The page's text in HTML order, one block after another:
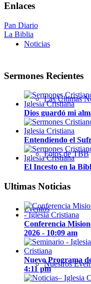
Noticias
Las Últimas
Fotos de TBB
Eventos
Nuestros
Enlaces
Pan Diario
La Biblia
Sermones Recientes
Dios guardó mi
Entendiendo el
El Incesto en la
Ultimas Noticias
Conferencia
2026 - 10:09 am
Nuevo Programa
4:11 pm